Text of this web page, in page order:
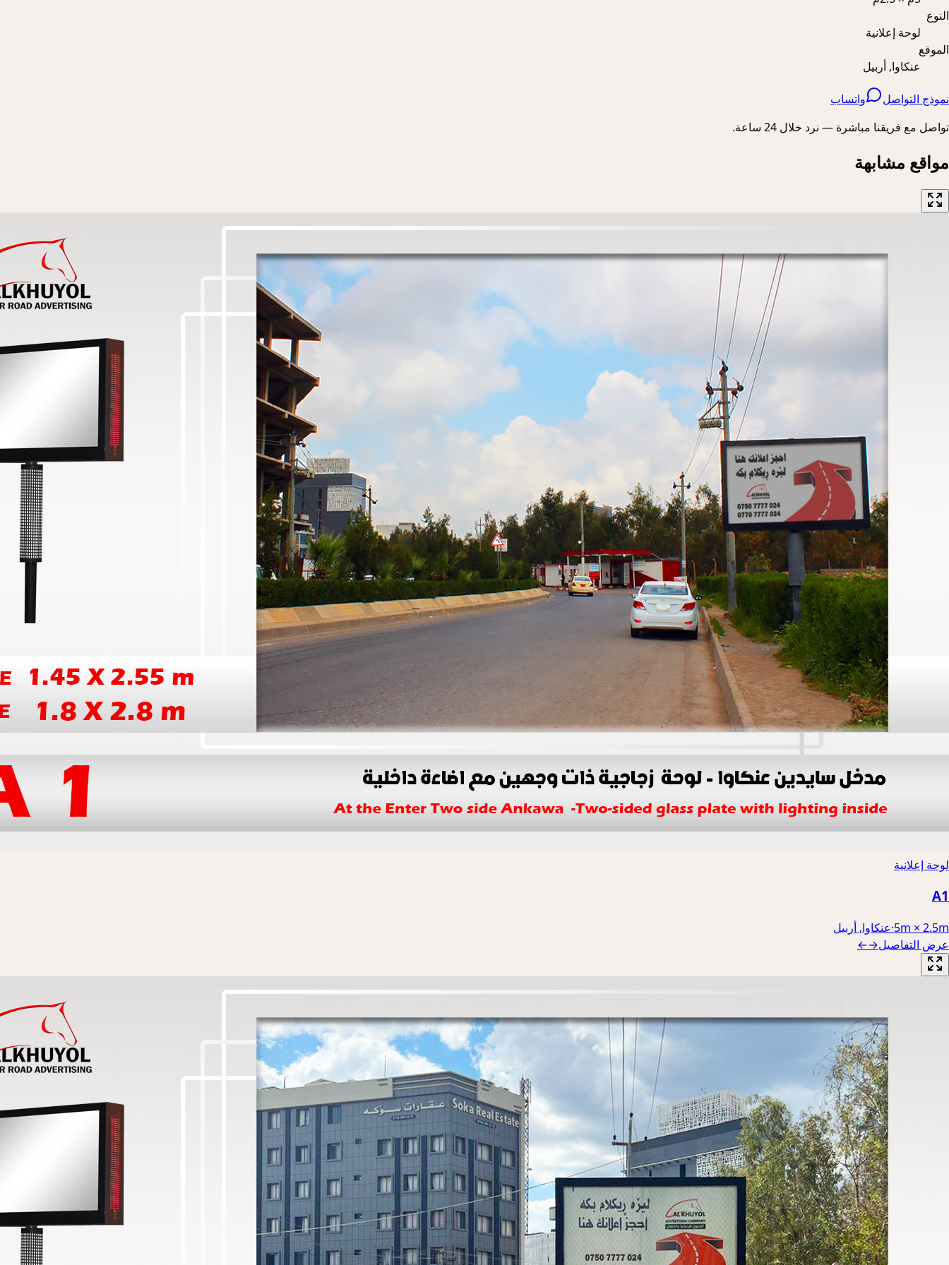
النوع
لوحة إعلانية
الموقع
عنكاوا, أربيل
نموذج التواصل
واتساب
تواصل مع فريقنا مباشرة — نرد خلال 24 ساعة.
مواقع مشابهة
لوحة إعلانية
A1
5m × 2.5m
·عنكاوا, أربيل
عرض التفاصيل→
←